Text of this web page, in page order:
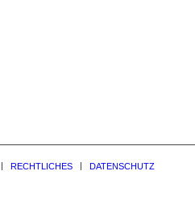
RECHTLICHES DATENSCHUTZ